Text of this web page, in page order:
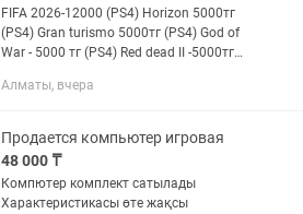
FIFA 2026-12000 (PS4) Horizon 5000тг
(PS4) Gran turismo 5000тг (PS4) God of
War - 5000 тг (PS4) Red dead II -5000тг
идеальное состояние ,полностью на
Алматы, вчера
Продается компьютер игровая
48 000 ₸
Компютер комплект сатылады
Характеристикасы өте жақсы